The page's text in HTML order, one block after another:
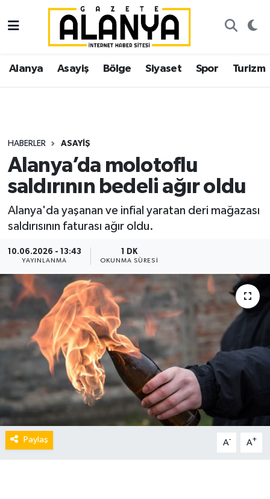
Alanya Asayiş Bölge Siyaset Spor Turizm
HABERLER ASAYIŞ
Alanya’da molotoflu
saldırının bedeli ağır oldu
Alanya'da yaşanan ve infial yaratan deri mağazası
saldırısının faturası ağır oldu.
10.06.2026 - 13:43
YAYINLANMA
1 DK
OKUNMA SÜRESI
Paylaş A- A+
Alanya
Asayiş
Siyaset
Spor
Ekonomi
Gazipaşa
İstanbul Nöbetçi Eczaneler
İstanbul Hava Durumu
Süper Lig Puan Durumu ve Fikstür
Tüm Manşetler
Haber Arşivi